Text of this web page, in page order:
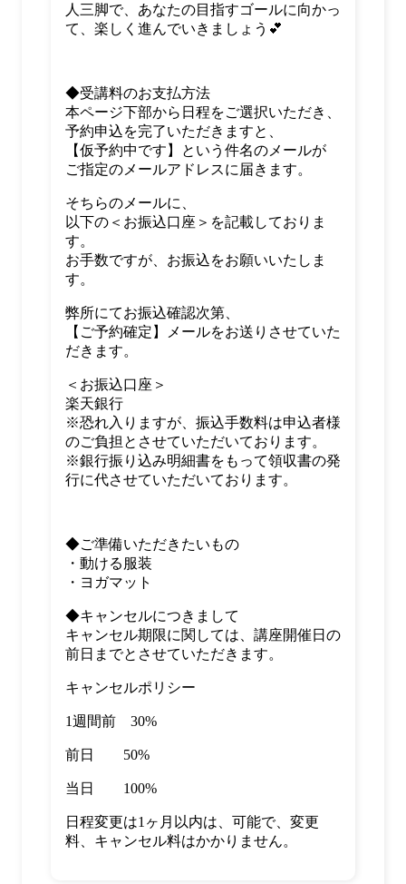
人三脚で、あなたの目指すゴールに向かっ
て、楽しく進んでいきましょう 💕
◆受講料のお支払方法
本ページ下部から日程をご選択いただき、
予約申込を完了いただきますと、
【仮予約中です】という件名のメールが
ご指定のメールアドレスに届きます。
そちらのメールに、
以下の＜お振込口座＞を記載しておりま
す。
お手数ですが、お振込をお願いいたしま
す。
弊所にてお振込確認次第、
【ご予約確定】メールをお送りさせていた
だきます。
＜お振込口座＞
楽天銀行
※恐れ入りますが、振込手数料は申込者様
のご負担とさせていただいております。
※銀行振り込み明細書をもって領収書の発
行に代させていただいております。
◆ご準備いただきたいもの
・動ける服装
・ヨガマット
◆キャンセルにつきまして
キャンセル期限に関しては、講座開催日の
前日までとさせていただきます。
キャンセルポリシー
1週間前 30%
前日 50%
当日 100%
日程変更は1ヶ月以内は、可能で、変更
料、キャンセル料はかかりません。